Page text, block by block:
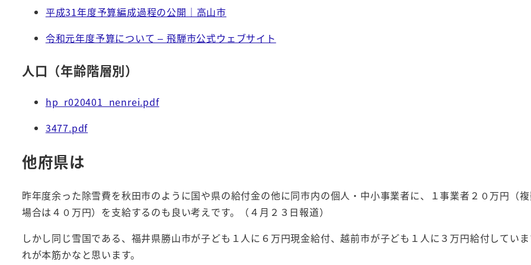
平成31年度予算編成過程の公開｜高山市
令和元年度予算について – 飛騨市公式ウェブサイト
人口（年齢階層別）
hp_r020401_nenrei.pdf
3477.pdf
他府県は
昨年度余った除雪費を秋田市のように国や県の給付金の他に同市内の個人・中小事業者に、１事業者２０万円（
場合は４０万円）を支給するのも良い考えです。（４月２３日報道）
しかし同じ雪国である、福井県勝山市が子ども１人に６万円現金給付、越前市が子ども１人に３万円給付していま
れが本筋かなと思います。